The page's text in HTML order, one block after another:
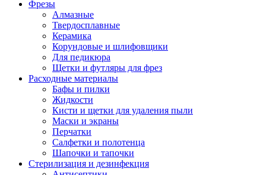
Фрезы
Алмазные
Твердосплавные
Керамика
Корундовые и шлифовщики
Для педикюра
Щетки и футляры для фрез
Расходные материалы
Бафы и пилки
Жидкости
Кисти и щетки для удаления пыли
Маски и экраны
Перчатки
Салфетки и полотенца
Шапочки и тапочки
Стерилизация и дезинфекция